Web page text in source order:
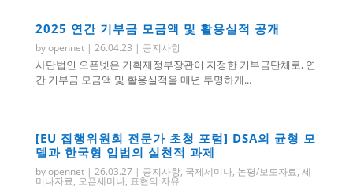
2025 연간 기부금 모금액 및 활용실적 공개
byopennet| 26.04.23 | 공지사항
사단법인 오픈넷은 기획재정부장관이 지정한 기부금단체로, 연
간 기부금 모금액 및 활용실적을 매년 투명하게...
[EU 집행위원회 전문가 초청 포럼] DSA의 균형 모
델과 한국형 입법의 실천적 과제
byopennet| 26.03.27| 공지사항, 국제세미나, 논평/보도자료, 세
미나자료, 오픈세미나, 표현의 자유